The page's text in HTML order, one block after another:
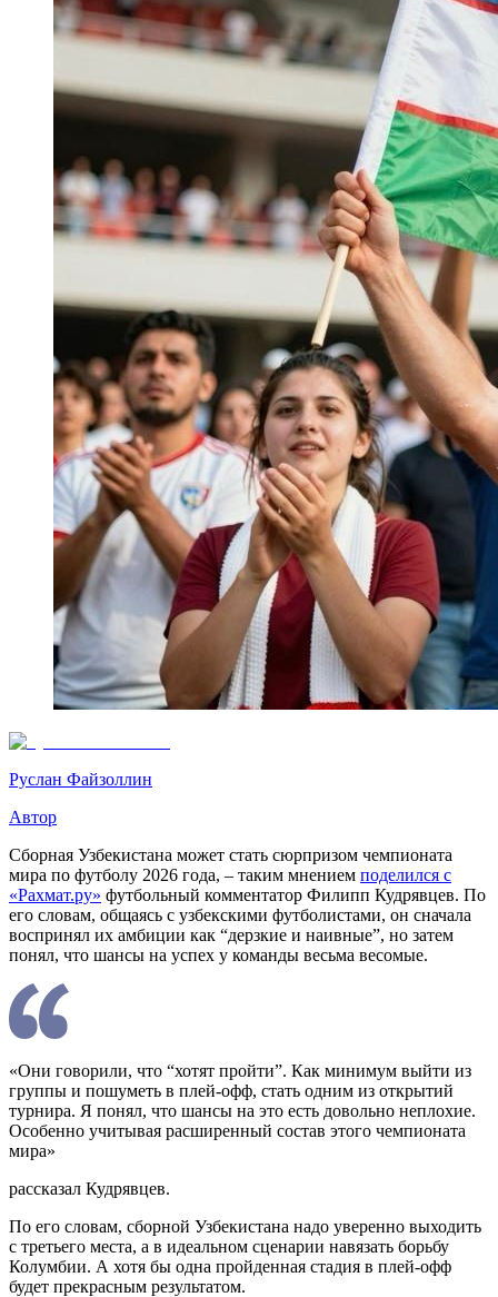
Руслан Файзоллин
Автор
Сборная Узбекистана может стать сюрпризом чемпионата
мира по футболу 2026 года, – таким мнением поделился с
«Рахмат.ру» футбольный комментатор Филипп Кудрявцев. По
его словам, общаясь с узбекскими футболистами, он сначала
воспринял их амбиции как “дерзкие и наивные”, но затем
понял, что шансы на успех у команды весьма весомые.
«Они говорили, что “хотят пройти”. Как минимум выйти из
группы и пошуметь в плей-офф, стать одним из открытий
турнира. Я понял, что шансы на это есть довольно неплохие.
Особенно учитывая расширенный состав этого чемпионата
мира»
рассказал Кудрявцев.
По его словам, сборной Узбекистана надо уверенно выходить
с третьего места, а в идеальном сценарии навязать борьбу
Колумбии. А хотя бы одна пройденная стадия в плей-офф
будет прекрасным результатом.